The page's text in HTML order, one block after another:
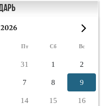
Пт Сб Вс
31 1 2
7 8 9
14 15 16